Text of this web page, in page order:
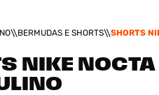
BERMUDAS E SHORTS
SHORTS
NIKE NOCTA